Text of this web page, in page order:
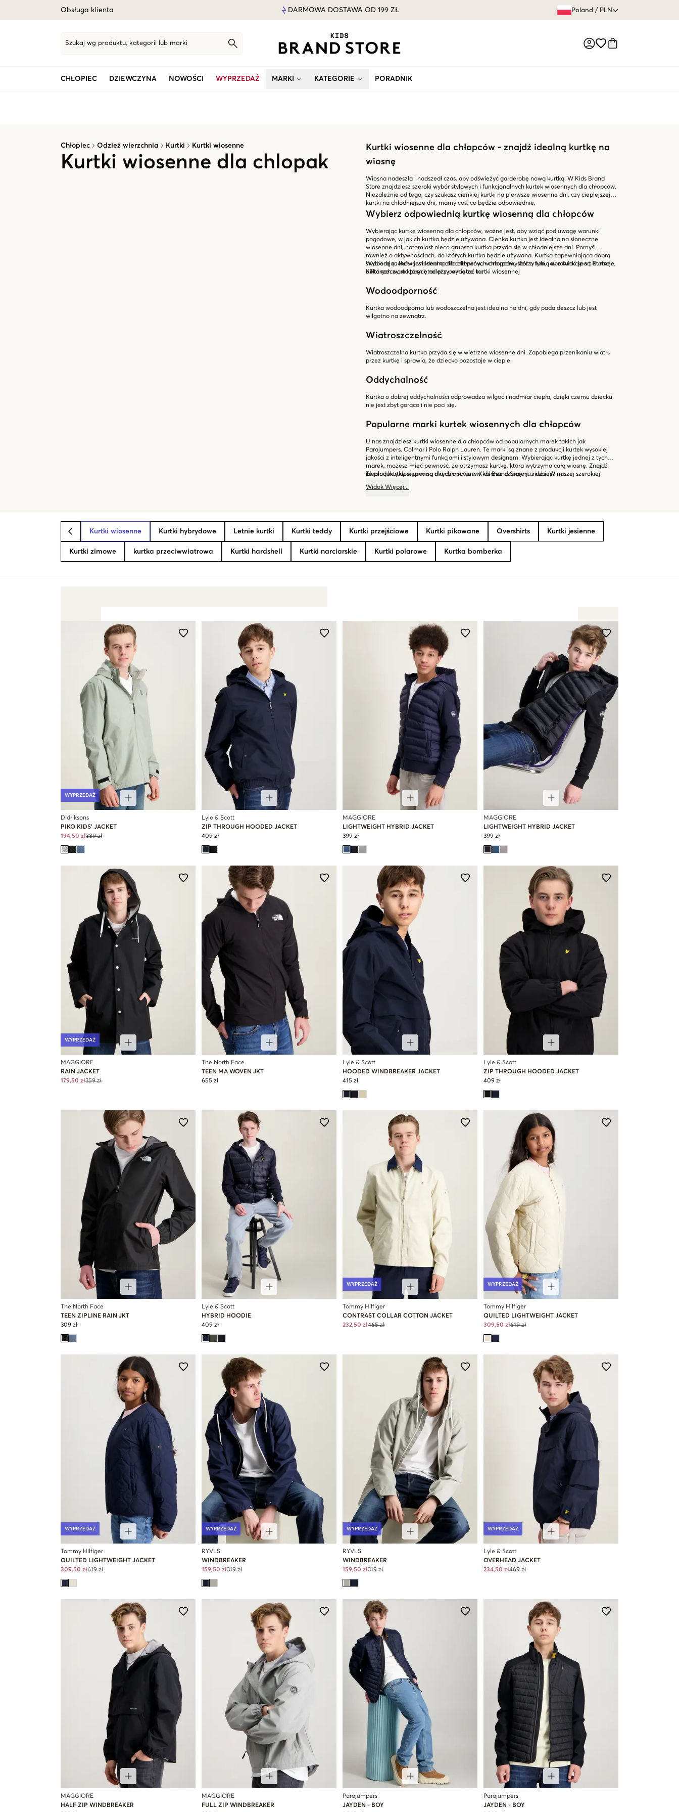
Obsługa klienta DARMOWA DOSTAWA OD 199 ZŁ Poland / PLN
Szukaj wg produktu, kategorii lub marki
CHŁOPIEC DZIEWCZYNA NOWOŚCI WYPRZEDAŻ MARKI KATEGORIE PORADNIK
Chłopiec Odzież wierzchnia Kurtki Kurtki wiosenne
Kurtki wiosenne dla chlopak
Kurtki wiosenne dla chłopców - znajdź idealną kurtkę na
wiosnę
Wiosna nadeszła i nadszedł czas, aby odświeżyć garderobę nową kurtką. W Kids Brand
Store znajdziesz szeroki wybór stylowych i funkcjonalnych kurtek wiosennych dla chłopców.
Niezależnie od tego, czy szukasz cienkiej kurtki na pierwsze wiosenne dni, czy cieplejszej
kurtki na chłodniejsze dni, mamy coś, co będzie odpowiednie.
Wybierz odpowiednią kurtkę wiosenną dla chłopców
Wybierając kurtkę wiosenną dla chłopców, ważne jest, aby wziąć pod uwagę warunki
pogodowe, w jakich kurtka będzie używana. Cienka kurtka jest idealna na słoneczne
wiosenne dni, natomiast nieco grubsza kurtka przyda się w chłodniejsze dni. Pomyśl
również o aktywnościach, do których kurtka będzie używana. Kurtka zapewniająca dobrą
swobodę ruchów jest idealna dla aktywnych chłopców, którzy lubią uprawiać sport.Funkcje,
o których warto pamiętać przy wyborze kurtki wiosennej
Wybierając kurtkę wiosenną dla chłopców, warto pomyśleć o tym, jakie funkcje są istotne.
Kilka rzeczy, o których należy pamiętać to:
Wodoodporność
Kurtka wodoodporna lub wodoszczelna jest idealna na dni, gdy pada deszcz lub jest
wilgotno na zewnątrz.
Wiatroszczelność
Wiatroszczelna kurtka przyda się w wietrzne wiosenne dni. Zapobiega przenikaniu wiatru
przez kurtkę i sprawia, że dziecko pozostaje w cieple.
Oddychalność
Kurtka o dobrej oddychalności odprowadza wilgoć i nadmiar ciepła, dzięki czemu dziecku
nie jest zbyt gorąco i nie poci się.
Popularne marki kurtek wiosennych dla chłopców
U nas znajdziesz kurtki wiosenne dla chłopców od popularnych marek takich jak
Parajumpers, Colmar i Polo Ralph Lauren. Te marki są znane z produkcji kurtek wysokiej
jakości z inteligentnymi funkcjami i stylowym designem. Wybierając kurtkę jednej z tych
marek, możesz mieć pewność, że otrzymasz kurtkę, która wytrzyma całą wiosnę. Znajdź
idealną kurtkę wiosenną dla chłopców w Kids Brand Store już dziś. W naszej szerokiej
Zapraszamy do nas, aby znaleźć najładniejszą kurtkę na wiosnę!
Te produkty dostępne są między innymi w kolorze czarnym i niebieskim.
Widok Więcej...
BACK Kurtki wiosenne Kurtki hybrydowe Letnie kurtki Kurtki teddy Kurtki przejściowe Kurtki pikowane Overshirts Kurtki jesienne
Kurtki zimowe kurtka przeciwwiatrowa Kurtki hardshell Kurtki narciarskie Kurtki polarowe Kurtka bomberka
WYPRZEDAŻ
Didriksons
PIKO KIDS' JACKET
194,50 zł389 zł
Lyle & Scott
ZIP THROUGH HOODED JACKET
409 zł
MAGGIORE
LIGHTWEIGHT HYBRID JACKET
399 zł
MAGGIORE
LIGHTWEIGHT HYBRID JACKET
399 zł
WYPRZEDAŻ
MAGGIORE
RAIN JACKET
179,50 zł359 zł
The North Face
TEEN MA WOVEN JKT
655 zł
Lyle & Scott
HOODED WINDBREAKER JACKET
415 zł
Lyle & Scott
ZIP THROUGH HOODED JACKET
409 zł
The North Face
TEEN ZIPLINE RAIN JKT
309 zł
Lyle & Scott
HYBRID HOODIE
409 zł
WYPRZEDAŻ
Tommy Hilfiger
CONTRAST COLLAR COTTON JACKET
232,50 zł465 zł
WYPRZEDAŻ
Tommy Hilfiger
QUILTED LIGHTWEIGHT JACKET
309,50 zł619 zł
WYPRZEDAŻ
Tommy Hilfiger
QUILTED LIGHTWEIGHT JACKET
309,50 zł619 zł
WYPRZEDAŻ
RYVLS
WINDBREAKER
159,50 zł319 zł
WYPRZEDAŻ
RYVLS
WINDBREAKER
159,50 zł319 zł
WYPRZEDAŻ
Lyle & Scott
OVERHEAD JACKET
234,50 zł469 zł
MAGGIORE
HALF ZIP WINDBREAKER
MAGGIORE
FULL ZIP WINDBREAKER
Parajumpers
JAYDEN - BOY
Parajumpers
JAYDEN - BOY